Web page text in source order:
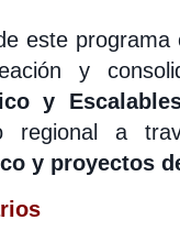
este
y
y
regional a
y proyectos